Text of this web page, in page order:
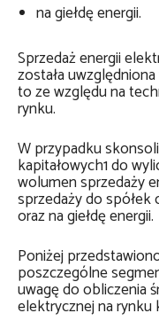
na giełdę energii.
Sprzedaż energii
została
to ze względu na
rynku.
W przypadku
kapitałowych1 do
wolumen sprzedaży
sprzedaży do
oraz na giełdę energii.
Poniżej
poszczególne
uwagę do obliczenia
elektrycznej na rynku